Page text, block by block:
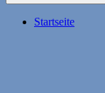
Startseite